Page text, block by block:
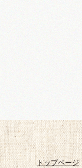
トップページ